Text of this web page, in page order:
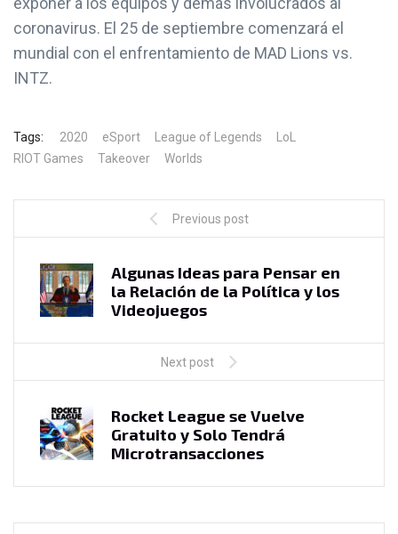
coronavirus. El 25 de septiembre comenzará el
mundial con el enfrentamiento de MAD Lions vs.
INTZ.
Tags: 2020 eSport League of Legends
LoL
RIOT Games
Takeover Worlds
Previous post
Algunas Ideas para Pensar en
la Relación de la Política y los
Videojuegos
Next post
Rocket League se Vuelve
Gratuito y Solo Tendrá
Microtransacciones